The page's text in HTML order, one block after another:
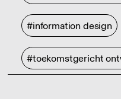
#information design
#toekomstgericht